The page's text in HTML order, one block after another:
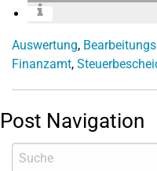
Auswertung,
Finanzamt,
Post Navigation